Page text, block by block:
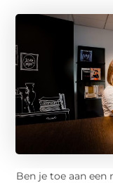
Ben je toe aan